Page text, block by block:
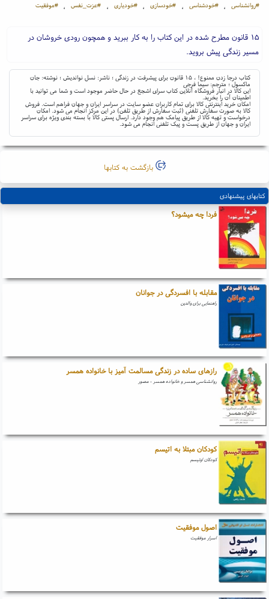
#روانشناسی ، #خودشناسی ، #خودسازی ، #خودیاری ، #عزت_نفس ، #موفقیت
۱۵ قانون مطرح شده در این کتاب را به کار ببرید و همچون رودی خروشان در
مسیر زندگی پیش بروید.
کتاب درجا زدن ممنوع! ، ۱۵ قانون برای پیشرفت در زندگی ؛ ناشر: نسل نواندیش ؛ نوشته: جان
ماکسول ؛ مترجم: سیما فرجی
این کالا در انبار فروشگاه آنلاین کتاب سرای اشجع در حال حاضر موجود است و شما می توانید با
اطمینان آن را بخرید.
امکان خرید اینترنتی کالا برای تمام کاربران عضو سایت در سراسر ایران و جهان فراهم است. فروش
کالا به صورت سفارش تلفنی (ثبت سفارش از طریق تلفن) در این مرکز انجام می شود. امکان
درخواست و تهیه کالا از طریق پیامک هم وجود دارد. ارسال پستی کالا با بسته بندی ویژه برای سراسر
ایران و جهان از طریق پست و پیک تلفنی انجام می شود.
بازگشت به کتابها
کتابهای پیشنهادی
فردا چه میشود؟
مقابله با افسردگی در جوانان
راهنمایی برای والدین
رازهای ساده در زندگی مسالمت آمیز با خانواده همسر
روانشناسی همسر و خانواده همسر - مصور
کودکان مبتلا به اتیسم
کودکان اوتیسم
اصول موفقیت
اسرار موفقیت